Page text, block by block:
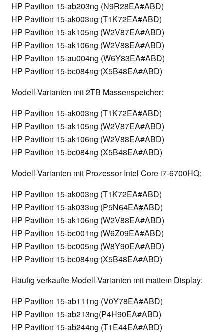
HP Pavilion 15-ab203ng (N9R28EA#ABD)
HP Pavilion 15-ak003ng (T1K72EA#ABD)
HP Pavilion 15-ak105ng (W2V87EA#ABD)
HP Pavilion 15-ak106ng (W2V88EA#ABD)
HP Pavilion 15-au004ng (W6Y83EA#ABD)
HP Pavilion 15-bc084ng (X5B48EA#ABD)
Modell-Varianten mit 2TB Massenspeicher:
HP Pavilion 15-ak003ng (T1K72EA#ABD)
HP Pavilion 15-ak105ng (W2V87EA#ABD)
HP Pavilion 15-ak106ng (W2V88EA#ABD)
HP Pavilion 15-bc084ng (X5B48EA#ABD)
Modell-Varianten mit Prozessor Intel Core i7-6700HQ:
HP Pavilion 15-ak003ng (T1K72EA#ABD)
HP Pavilion 15-ak033ng (P5N64EA#ABD)
HP Pavilion 15-ak106ng (W2V88EA#ABD)
HP Pavilion 15-bc001ng (W6Z09EA#ABD)
HP Pavilion 15-bc005ng (W8Y90EA#ABD)
HP Pavilion 15-bc084ng (X5B48EA#ABD)
Häufig verkaufte Modell-Varianten mit mattem Display:
HP Pavilion 15-ab111ng (V0Y78EA#ABD)
HP Pavilion 15-ab213ng(P4H90EA#ABD)
HP Pavilion 15-ab244ng (T1E44EA#ABD)